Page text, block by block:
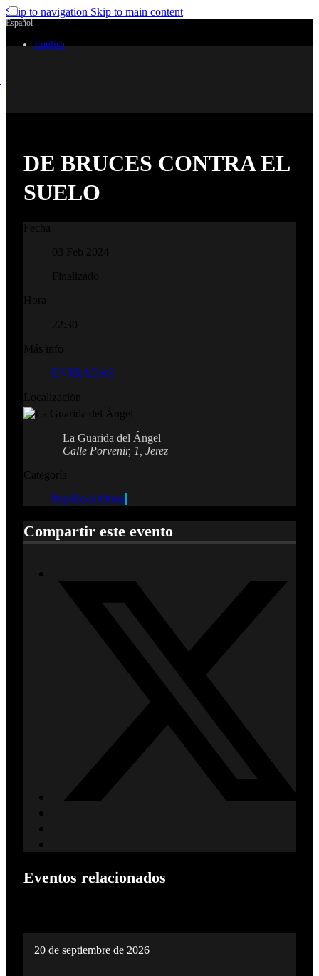
Skip to navigation Skip to main content
Español
English
DE BRUCES CONTRA EL
SUELO
Fecha
03 Feb 2024
Finalizado
Hora
22:30
Más info
ENTRADAS
Localización
La Guarida del Ángel
Calle Porvenir, 1, Jerez
Categoría
Pop/Rock/Otros
Compartir este evento
Eventos relacionados
20 de septiembre de 2026